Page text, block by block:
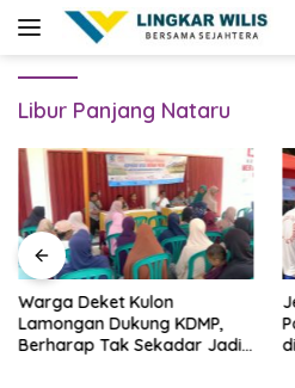
Libur Panjang Nataru
Warga Deket Kulon
Lamongan Dukung KDMP,
Berharap Tak Sekadar Jadi